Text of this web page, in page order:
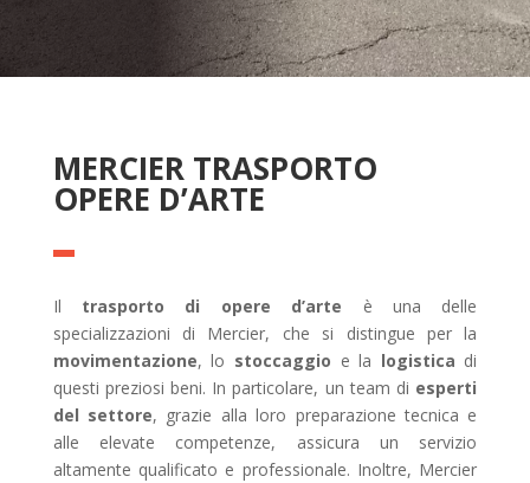
MERCIER TRASPORTO
OPERE D’ARTE
Il trasporto di opere d’arte è una delle
specializzazioni di Mercier, che si distingue per la
movimentazione, lo stoccaggio e la logistica di
questi preziosi beni. In particolare, un team di esperti
del settore, grazie alla loro preparazione tecnica e
alle elevate competenze, assicura un servizio
altamente qualificato e professionale. Inoltre, Mercier